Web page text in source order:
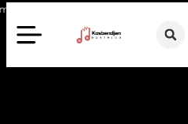
stukadoor in Amersfoort?